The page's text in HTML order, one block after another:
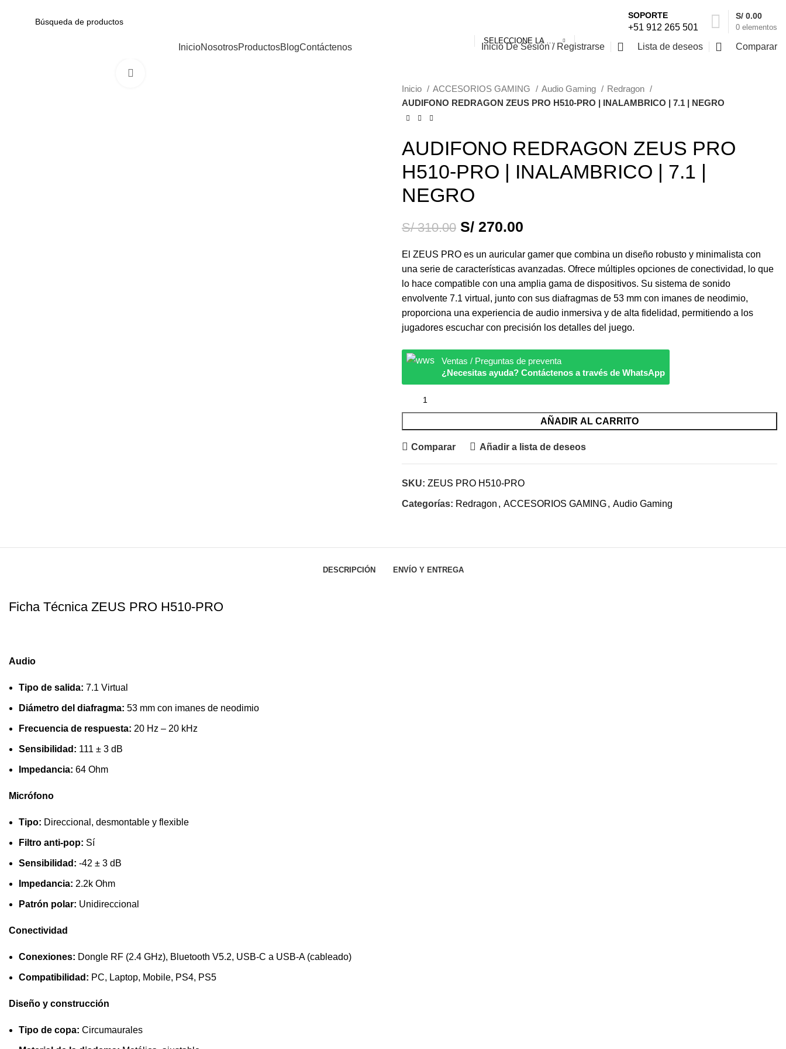
SELECCIONE LA CATEGORÍA
SOPORTE
+51 912 265 501 0 elementos
S/ 0.00
InicioNosotrosProductosBlogContáctenos Inicio De Sesión / Registrarse Lista de deseos Comparar
Inicio ACCESORIOS GAMING Audio Gaming
Redragon
AUDIFONO REDRAGON ZEUS PRO H510-PRO | INALAMBRICO | 7.1 | NEGRO
AUDIFONO REDRAGON ZEUS PRO
H510-PRO | INALAMBRICO | 7.1 |
NEGRO
S/310.00 S/ 270.00
El ZEUS PRO es un auricular gamer que combina un diseño robusto y minimalista con
una serie de características avanzadas. Ofrece múltiples opciones de conectividad, lo que
lo hace compatible con una amplia gama de dispositivos. Su sistema de sonido
envolvente 7.1 virtual, junto con sus diafragmas de 53 mm con imanes de neodimio,
proporciona una experiencia de audio inmersiva y de alta fidelidad, permitiendo a los
jugadores escuchar con precisión los detalles del juego.
Ventas / Preguntas de preventa
¿Necesitas ayuda? Contáctenos a través de WhatsApp
AÑADIR AL CARRITO
Comparar Añadir a lista de deseos
SKU: ZEUS PRO H510-PRO
Categorías: Redragon , ACCESORIOS GAMING, Audio Gaming
DESCRIPCIÓN ENVÍO Y ENTREGA
Ficha Técnica ZEUS PRO H510-PRO
Audio
Tipo de salida: 7.1 Virtual
Diámetro del diafragma: 53 mm con imanes de neodimio
Frecuencia de respuesta: 20 Hz – 20 kHz
Sensibilidad: 111 ± 3 dB
Impedancia: 64 Ohm
Micrófono
Tipo: Direccional, desmontable y flexible
Filtro anti-pop: Sí
Sensibilidad: -42 ± 3 dB
Impedancia: 2.2k Ohm
Patrón polar: Unidireccional
Conectividad
Conexiones: Dongle RF (2.4 GHz), Bluetooth V5.2, USB-C a USB-A (cableado)
Compatibilidad: PC, Laptop, Mobile, PS4, PS5
Diseño y construcción
Tipo de copa: Circumaurales